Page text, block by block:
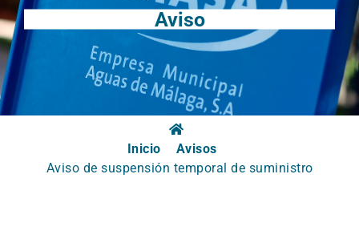
Aviso
Inicio
Avisos
Aviso de suspensión temporal de suministro